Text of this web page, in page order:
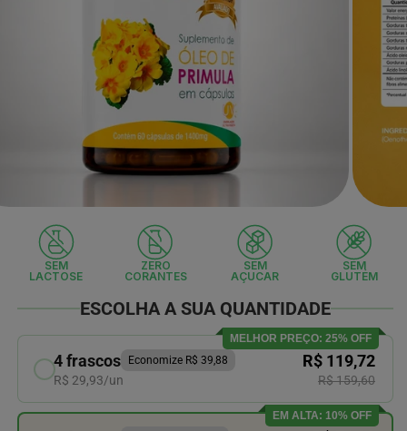
mídia
2
na
janela
modal
SEM
LACTOSE
ZERO
CORANTES
SEM
AÇUCAR
SEM
GLUTÉM
ESCOLHA A SUA QUANTIDADE
MELHOR PREÇO: 25% OFF
4 frascos Economize R$ 39,88
R$ 29,93/un
R$ 119,72
R$ 159,60
EM ALTA: 10% OFF